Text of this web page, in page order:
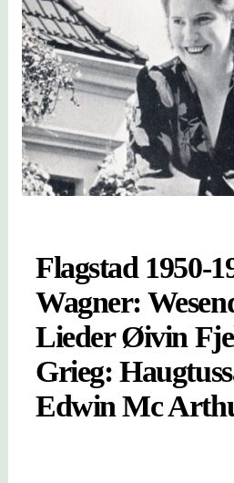
Flagstad 1950-
Wagner:
Lieder Øivin
Grieg:
Edwin Mc